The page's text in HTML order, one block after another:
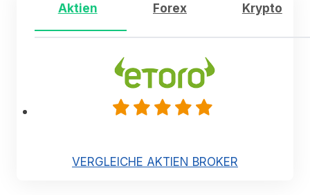
Aktien Forex Krypto
VERGLEICHE AKTIEN BROKER